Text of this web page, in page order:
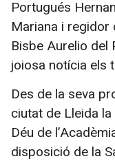
Portugués
Mariana i regidor
Bisbe Aurelio del
joiosa notícia els
Des de la seva
ciutat de Lleida
Déu de
disposició de la